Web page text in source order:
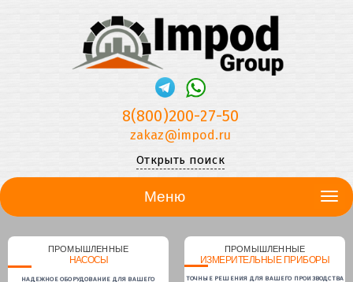
8(800)200-27-50
zakaz@impod.ru
Открыть поиск
Меню
ПРОМЫШЛЕННЫЕ
НАСОСЫ
НАДЕЖНОЕ ОБОРУДОВАНИЕ ДЛЯ ВАШЕГО
ПРОМЫШЛЕННЫЕ
ИЗМЕРИТЕЛЬНЫЕ ПРИБОРЫ
ТОЧНЫЕ РЕШЕНИЯ ДЛЯ ВАШЕГО ПРОИЗВОДСТВА